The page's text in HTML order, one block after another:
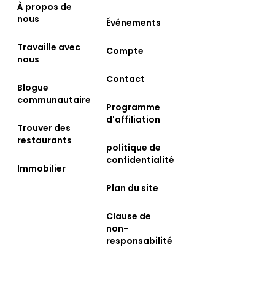
À propos de
nous
Travaille avec
nous
Blogue
communautaire
Trouver des
restaurants
Immobilier
Événements
Compte
Contact
Programme
d'affiliation
politique de
confidentialité
Plan du site
Clause de
non-
responsabilité